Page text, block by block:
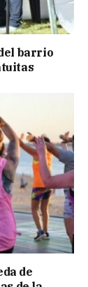
barrio
de